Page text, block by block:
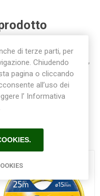
, gardena (45),
(12), raccorderia
,
(57), 1/2" (7), 1" (12)
di terze parti, per
Chiudendo
pagina o cliccando
all’uso dei
l’ Informativa